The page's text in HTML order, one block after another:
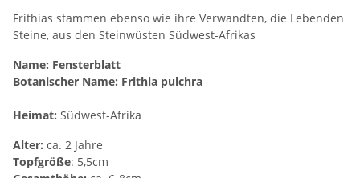
Frithias stammen ebenso wie ihre Verwandten, die Lebenden
Steine, aus den Steinwüsten Südwest-Afrikas
Name: Fensterblatt
Botanischer Name: Frithia pulchra
Heimat: Südwest-Afrika
Alter: ca. 2 Jahre
Topfgröße: 5,5cm